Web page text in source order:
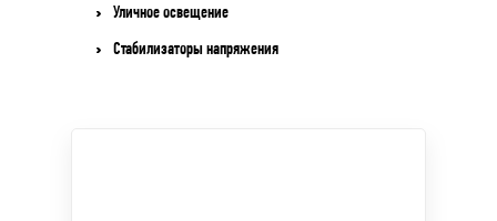
Уличное освещение
Стабилизаторы напряжения